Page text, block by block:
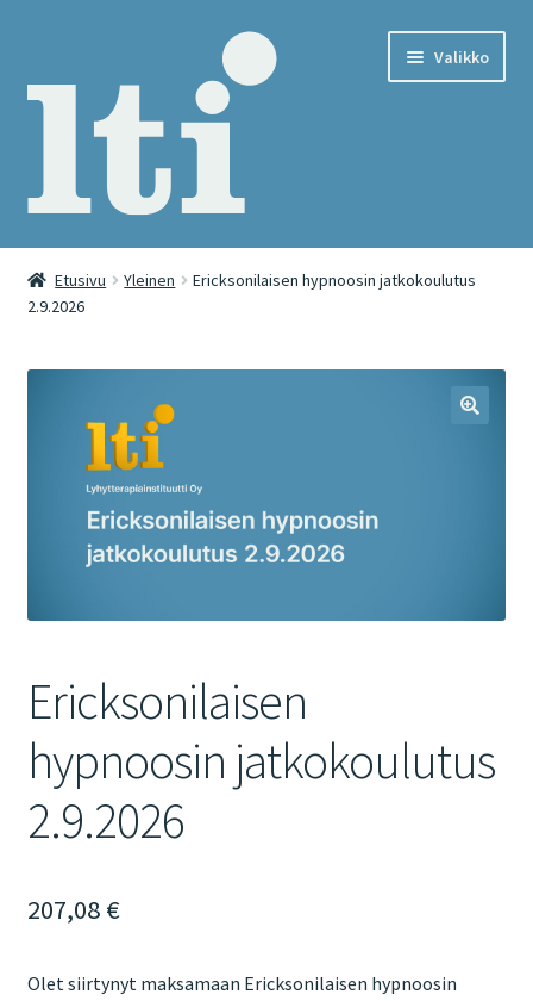
Valikko
Etusivu
Cart
Checkout
International webshop
My Account
My Ebook Orders
Oma tili
Ostoskori
Thank you for ordering!
Etusivu Yleinen
Ericksonilaisen hypnoosin jatkokoulutus
2.9.2026
Ericksonilaisen
hypnoosin jatkokoulutus
2.9.2026
207,08 €
Olet siirtynyt maksamaan Ericksonilaisen hypnoosin